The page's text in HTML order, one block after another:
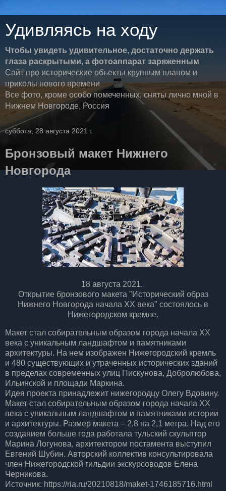
Удивляясь на ходу
Чтобы увидеть удивительное, достаточно держать
глаза раскрытыми, а фотоаппарат заряженным
Сайт про исторические объекты крупным планом и
приколы нового времени
Все фото, кроме особо помеченных, сняты лично мной в
Нижнем Новгороде, Россия
суббота, 28 августа 2021 г.
Бронзовый макет Нижнего
Новгорода
18 августа 2021.
Открытие бронзового макета "Исторический образ
Нижнего Новгорода начала XX века" состоялось в
Нижегородском кремле.
Макет стал собирательным образом города начала XX
века с уникальным ландшафтом и памятниками
архитектуры. На нем изображен Нижегородский кремль
и 480 существующих и утраченных исторических зданий
в пределах современных улиц Пискунова, Добролюбова,
Ильинской и площади Маркина.
Идея проекта принадлежит нижегородцу Олегу Вдовину.
Макет стал собирательным образом города начала XX
века с уникальным ландшафтом и памятниками истории
и архитектуры. Размер макета – 2,8 на 2,1 метра. Над его
созданием больше года работала тульский скульптор
Марина Логунова, архитектором постамента выступил
Евгений Шубин. Авторский коллектив консультировала
член Нижегородской гильдии экскурсоводов Елена
Черникова.
Источник: https://ria.ru/20210818/maket-1746185716.html